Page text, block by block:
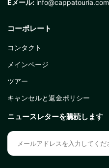
Eメール: info@cappatouria.com
コーポレート
コンタクト
メインページ
ツアー
キャンセルと返金ポリシー
ニュースレターを購読します